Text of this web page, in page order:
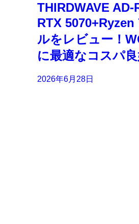
THIRDWAVE AD-
RTX 5070+Ryzen
ルをレビュー！
に最適なコスパ
2026年6月28日